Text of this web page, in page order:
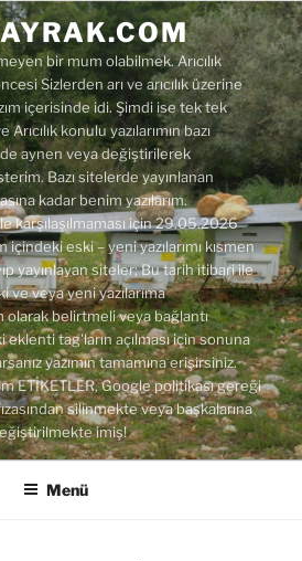
bir mum olabilmek. Arıcılık
Sizlerden arı ve arıcılık üzerine
içerisinde idi. Şimdi ise tek tek
konulu yazılarımın bazı
aynen veya değiştirilerek
Bazı sitelerde yayınlanan
kadar benim yazılarım.
karşılaşılmaması için 29.05.2026
eski – yeni yazılarımı kısmen
yayınlayan siteler; Bu tarih itibari ile
ve veya yeni yazılarıma
belirtmeli veya bağlantı
tag'ların açılması için sonuna
yazımın tamamına erişirsiniz.
ETİKETLER, Google politikası gereği
silinmekte veya başkalarına
imiş!
Menü